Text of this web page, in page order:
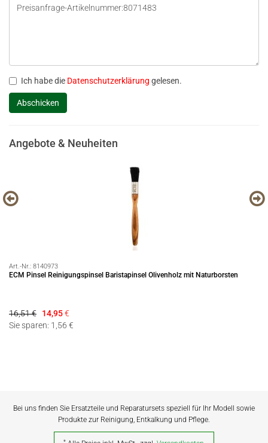
Ich habe die Datenschutzerklärung gelesen.
Angebote & Neuheiten
Art.-Nr.: 8140973
ECM Pinsel Reinigungspinsel Baristapinsel Olivenholz mit Naturborsten
16,51 € 14,95€
Sie sparen: 1,56 €
Bei uns finden Sie Ersatzteile und Reparatursets speziell für Ihr Modell sowie
Produkte zur Reinigung, Entkalkung und Pflege.
*